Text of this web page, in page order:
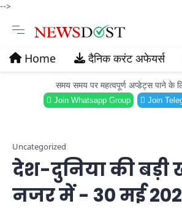
-->
Home दैनिक करंट अफेयर्स
समय समय पर महत्वपूर्ण अप्डेट्स पाने के
Join Whatsapp Group Join
Uncategorized
देश-दुनिया की
नजर में - 30 मई